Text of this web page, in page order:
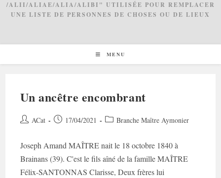
/ALII/ALIAE/ALIA/ALIBI" UTILISÉE POUR REMPLACER
UNE LISTE DE PERSONNES DE CHOSES OU DE LIEUX
MENU
Un ancêtre encombrant
Auteur/autrice
publication :
ACat
Post 17/04/2021
PostBranche Maître Aymonier
Joseph Amand MAÎTRE nait le 18 octobre 1840 à
Brainans (39). C'est le fils aîné de la famille MAÎTRE
Félix-SANTONNAS Clarisse, Deux frères lui